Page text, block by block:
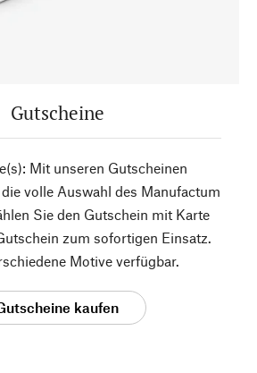
Gutscheine
Mit unseren Gutscheinen
volle Auswahl des Manufactum
Sie den Gutschein mit Karte
zum sofortigen Einsatz.
Motive verfügbar.
kaufen